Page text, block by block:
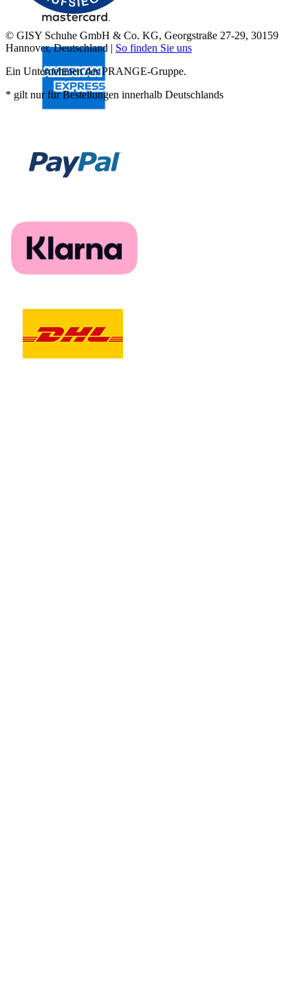
© GISY Schuhe GmbH & Co. KG, Georgstraße 27-29, 30159
Hannover, Deutschland | So finden Sie uns
Ein Unternehmen der PRANGE-Gruppe.
* gilt nur für Bestellungen innerhalb Deutschlands